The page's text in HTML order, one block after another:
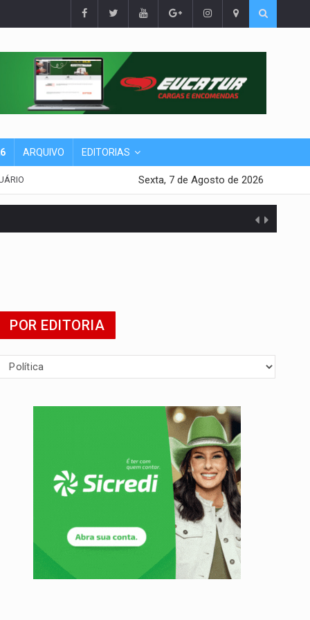
ARQUIVO EDITORIAS
Sexta, 7 de Agosto de 2026
POR EDITORIA